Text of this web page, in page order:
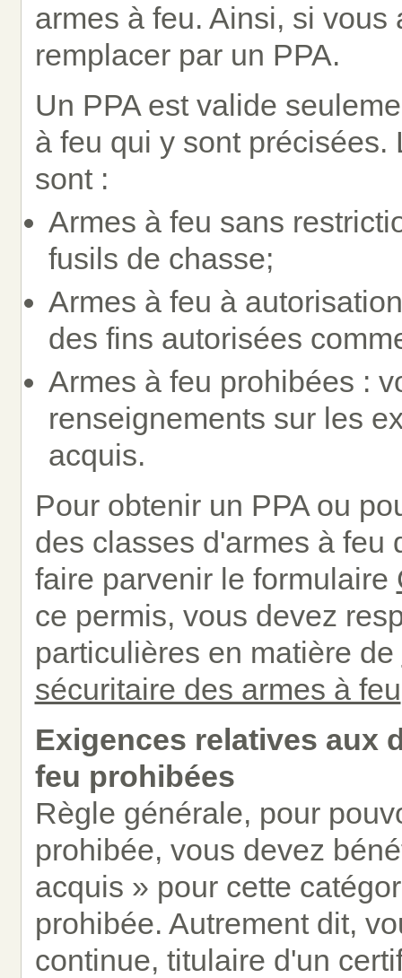
armes à feu. Ainsi, si
remplacer par un PPA.
Un PPA est valide
à feu qui y sont
sont :
Armes à feu sans
fusils de chasse;
Armes à feu à
des fins autorisées
Armes à feu prohibées :
renseignements sur les
acquis.
Pour obtenir un PPA ou
des classes d'armes à feu
faire parvenir le formulaire
ce permis, vous devez
particulières en matière de
sécuritaire des armes à feu
Exigences relatives aux
feu prohibées
Règle générale, pour
prohibée, vous devez
acquis » pour cette
prohibée. Autrement dit,
continue, titulaire d'un